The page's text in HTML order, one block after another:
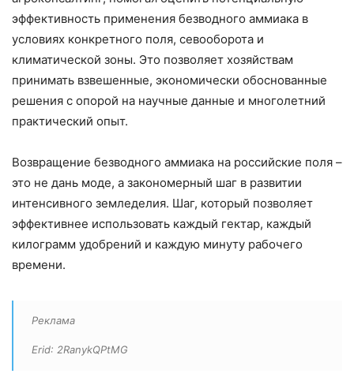
эффективность применения безводного аммиака в
условиях конкретного поля, севооборота и
климатической зоны. Это позволяет хозяйствам
принимать взвешенные, экономически обоснованные
решения с опорой на научные данные и многолетний
практический опыт.
Возвращение безводного аммиака на российские поля –
это не дань моде, а закономерный шаг в развитии
интенсивного земледелия. Шаг, который позволяет
эффективнее использовать каждый гектар, каждый
килограмм удобрений и каждую минуту рабочего
времени.
Реклама
Erid: 2RanykQPtMG